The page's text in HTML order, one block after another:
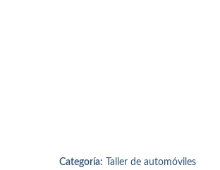
Categoría: Taller de automóviles